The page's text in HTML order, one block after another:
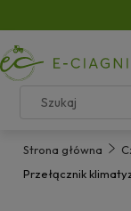
Strona główna
Przełącznik